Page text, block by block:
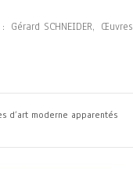
: Gérard SCHNEIDER, Œuvres
d’art moderne apparentés